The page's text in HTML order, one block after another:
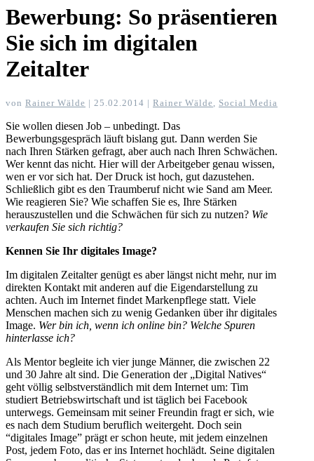
Bewerbung: So präsentieren
Sie sich im digitalen
Zeitalter
von Rainer Wälde | 25.02.2014 | Rainer Wälde Social Media
Sie wollen diesen Job – unbedingt. Das
Bewerbungsgespräch läuft bislang gut. Dann werden Sie
nach Ihren Stärken gefragt, aber auch nach Ihren Schwächen.
Wer kennt das nicht. Hier will der Arbeitgeber genau wissen,
wen er vor sich hat. Der Druck ist hoch, gut dazustehen.
Schließlich gibt es den Traumberuf nicht wie Sand am Meer.
Wie reagieren Sie? Wie schaffen Sie es, Ihre Stärken
herauszustellen und die Schwächen für sich zu nutzen? Wie
verkaufen Sie sich richtig?
Kennen Sie Ihr digitales Image?
Im digitalen Zeitalter genügt es aber längst nicht mehr, nur im
direkten Kontakt mit anderen auf die Eigendarstellung zu
achten. Auch im Internet findet Markenpflege statt. Viele
Menschen machen sich zu wenig Gedanken über ihr digitales
Image. Wer bin ich, wenn ich online bin? Welche Spuren
hinterlasse ich?
Als Mentor begleite ich vier junge Männer, die zwischen 22
und 30 Jahre alt sind. Die Generation der „Digital Natives“
geht völlig selbstverständlich mit dem Internet um: Tim
studiert Betriebswirtschaft und ist täglich bei Facebook
unterwegs. Gemeinsam mit seiner Freundin fragt er sich, wie
es nach dem Studium beruflich weitergeht. Doch sein
“digitales Image” prägt er schon heute, mit jedem einzelnen
Post, jedem Foto, das er ins Internet hochlädt. Seine digitalen